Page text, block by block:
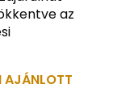
az
AJÁNLOTT